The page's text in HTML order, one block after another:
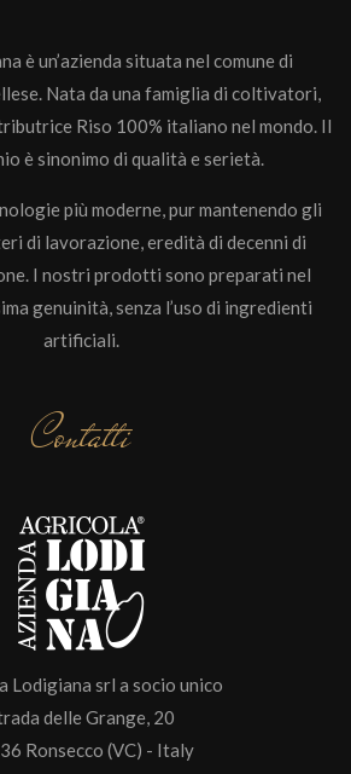
è un’azienda situata nel comune di
Nata da una famiglia di coltivatori,
Riso 100% italiano nel mondo. Il
è sinonimo di qualità e serietà.
più moderne, pur mantenendo gli
di lavorazione, eredità di decenni di
I nostri prodotti sono preparati nel
genuinità, senza l’uso di ingredienti
artificiali.
Contatti
Lodigiana srl a socio unico
delle Grange, 20
Ronsecco (VC) - Italy